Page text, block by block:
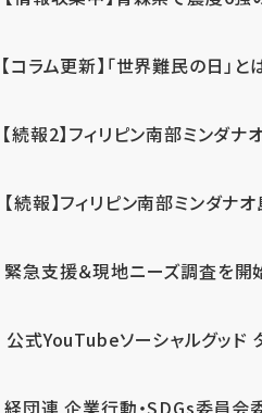
【コラム更新】「世界難民の日」
【続報2】フィリピン南部ミンダ
【続報】フィリピン南部ミンダ
緊急支援＆現地ニーズ調査を開
公式YouTubeソーシャルグッド
経団連 企業行動・SDGs委員会